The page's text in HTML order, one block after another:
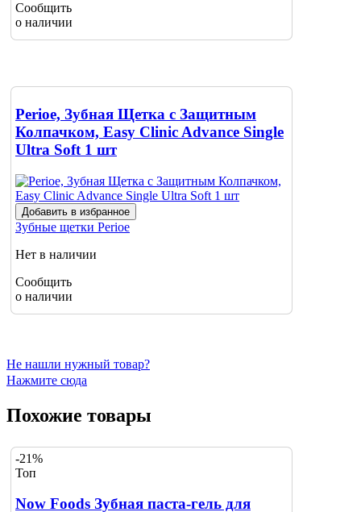
Сообщить
о наличии
Perioe, Зубная Щетка с Защитным
Колпачком, Easy Clinic Advance Single
Ultra Soft 1 шт
Добавить в избранное
Зубные щетки Perioe
Нет в наличии
Сообщить
о наличии
Не нашли нужный товар?
Нажмите сюда
Похожие товары
-21%
Топ
Now Foods Зубная паста-гель для